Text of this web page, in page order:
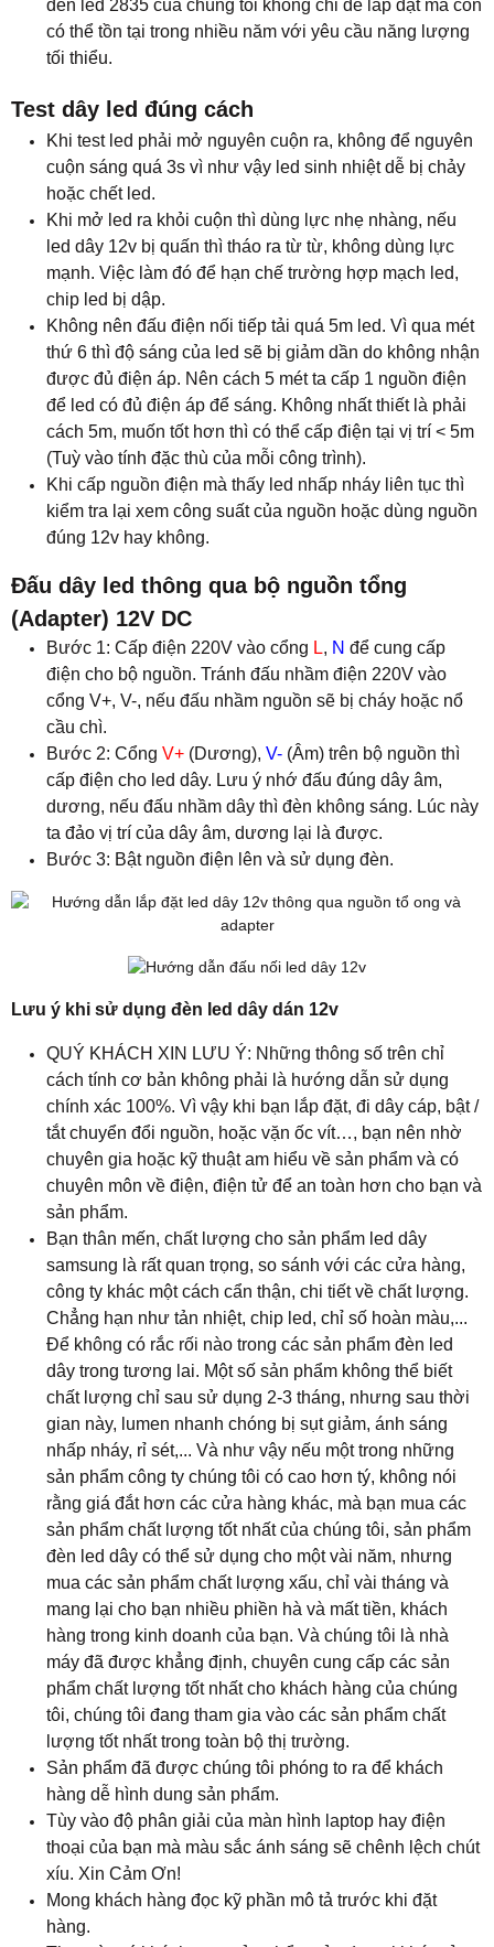
đèn led 2835 của chúng tôi không chỉ dễ lắp đặt mà còn
có thể tồn tại trong nhiều năm với yêu cầu năng lượng
tối thiểu.
Test dây led đúng cách
Khi test led phải mở nguyên cuộn ra, không để nguyên
cuộn sáng quá 3s vì như vậy led sinh nhiệt dễ bị chảy
hoặc chết led.
Khi mở led ra khỏi cuộn thì dùng lực nhẹ nhàng, nếu
led dây 12v bị quấn thì tháo ra từ từ, không dùng lực
mạnh. Việc làm đó để hạn chế trường hợp mạch led,
chip led bị dập.
Không nên đấu điện nối tiếp tải quá 5m led. Vì qua mét
thứ 6 thì độ sáng của led sẽ bị giảm dần do không nhận
được đủ điện áp. Nên cách 5 mét ta cấp 1 nguồn điện
để led có đủ điện áp để sáng. Không nhất thiết là phải
cách 5m, muốn tốt hơn thì có thể cấp điện tại vị trí < 5m
(Tuỳ vào tính đặc thù của mỗi công trình).
Khi cấp nguồn điện mà thấy led nhấp nháy liên tục thì
kiểm tra lại xem công suất của nguồn hoặc dùng nguồn
đúng 12v hay không.
Đấu dây led thông qua bộ nguồn tổng
(Adapter) 12V DC
Bước 1: Cấp điện 220V vào cổng L, N để cung cấp
điện cho bộ nguồn. Tránh đấu nhầm điện 220V vào
cổng V+, V-, nếu đấu nhầm nguồn sẽ bị cháy hoặc nổ
cầu chì.
Bước 2: Cổng V+ (Dương), V- (Âm) trên bộ nguồn thì
cấp điện cho led dây. Lưu ý nhớ đấu đúng dây âm,
dương, nếu đấu nhầm dây thì đèn không sáng. Lúc này
ta đảo vị trí của dây âm, dương lại là được.
Bước 3: Bật nguồn điện lên và sử dụng đèn.
Lưu ý khi sử dụng đèn led dây dán 12v
QUÝ KHÁCH XIN LƯU Ý: Những thông số trên chỉ
cách tính cơ bản không phải là hướng dẫn sử dụng
chính xác 100%. Vì vậy khi bạn lắp đặt, đi dây cáp, bật /
tắt chuyển đổi nguồn, hoặc vặn ốc vít…, bạn nên nhờ
chuyên gia hoặc kỹ thuật am hiểu về sản phẩm và có
chuyên môn về điện, điện tử để an toàn hơn cho bạn và
sản phẩm.
Bạn thân mến, chất lượng cho sản phẩm led dây
samsung là rất quan trọng, so sánh với các cửa hàng,
công ty khác một cách cẩn thận, chi tiết về chất lượng.
Chẳng hạn như tản nhiệt, chip led, chỉ số hoàn màu,...
Để không có rắc rối nào trong các sản phẩm đèn led
dây trong tương lai. Một số sản phẩm không thể biết
chất lượng chỉ sau sử dụng 2-3 tháng, nhưng sau thời
gian này, lumen nhanh chóng bị sụt giảm, ánh sáng
nhấp nháy, rỉ sét,... Và như vậy nếu một trong những
sản phẩm công ty chúng tôi có cao hơn tý, không nói
rằng giá đắt hơn các cửa hàng khác, mà bạn mua các
sản phẩm chất lượng tốt nhất của chúng tôi, sản phẩm
đèn led dây có thể sử dụng cho một vài năm, nhưng
mua các sản phẩm chất lượng xấu, chỉ vài tháng và
mang lại cho bạn nhiều phiền hà và mất tiền, khách
hàng trong kinh doanh của bạn. Và chúng tôi là nhà
máy đã được khẳng định, chuyên cung cấp các sản
phẩm chất lượng tốt nhất cho khách hàng của chúng
tôi, chúng tôi đang tham gia vào các sản phẩm chất
lượng tốt nhất trong toàn bộ thị trường.
Sản phẩm đã được chúng tôi phóng to ra để khách
hàng dễ hình dung sản phẩm.
Tùy vào độ phân giải của màn hình laptop hay điện
thoại của bạn mà màu sắc ánh sáng sẽ chênh lệch chút
xíu. Xin Cảm Ơn!
Mong khách hàng đọc kỹ phần mô tả trước khi đặt
hàng.